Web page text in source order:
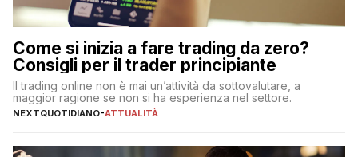
Come si inizia a fare trading da zero?
Consigli per il trader principiante
Il trading online non è mai un’attività da sottovalutare, a
maggior ragione se non si ha esperienza nel settore.
NEXTQUOTIDIANO-ATTUALITÀ